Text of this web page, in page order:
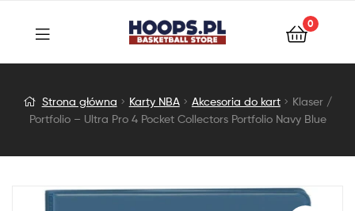
0
Klaser
Portfolio
Strona główna Karty NBA Akcesoria do kart
Klaser /
Portfolio – Ultra Pro 4 Pocket Collectors Portfolio Navy Blue